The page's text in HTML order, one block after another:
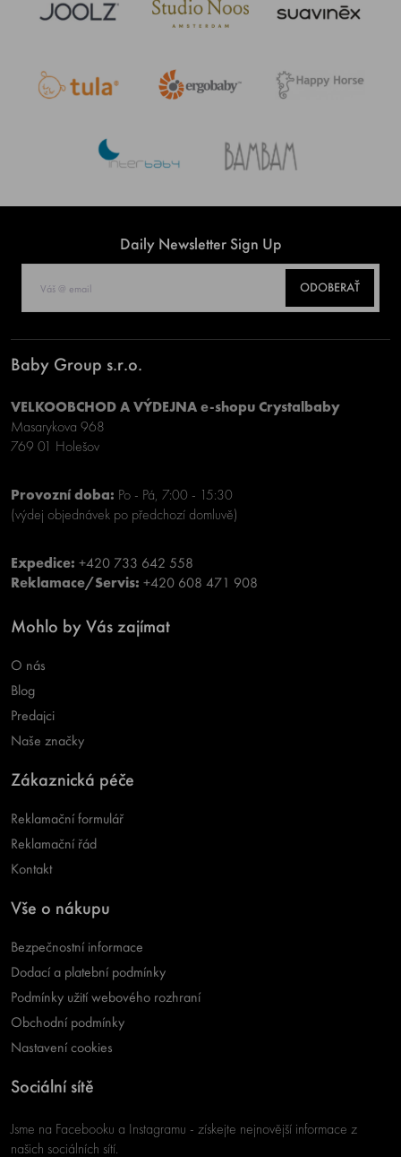
Daily Newsletter Sign Up
ODOBERAŤ
Baby Group s.r.o.
VELKOOBCHOD A VÝDEJNA e-shopu Crystalbaby
Masarykova 968
769 01 Holešov
Provozní doba: Po - Pá, 7:00 - 15:30
(výdej objednávek po předchozí domluvě)
Expedice: +420 733 642 558
Reklamace/Servis: +420 608 471 908
Mohlo by Vás zajímat
O nás
Blog
Predajci
Naše značky
Zákaznická péče
Reklamační formulář
Reklamační řád
Kontakt
Vše o nákupu
Bezpečnostní informace
Dodací a platební podmínky
Podmínky užití webového rozhraní
Obchodní podmínky
Nastavení cookies
Sociální sítě
Jsme na Facebooku a Instagramu - získejte nejnovější informace z
našich sociálních sítí.